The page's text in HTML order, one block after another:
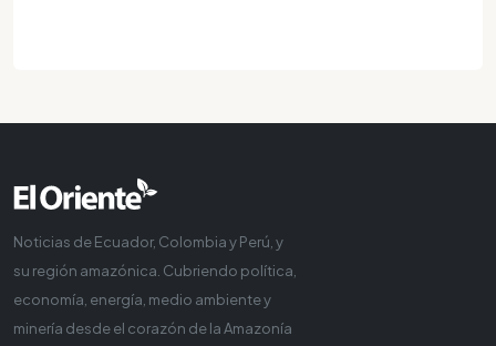
Noticias de Ecuador, Colombia y Perú, y
su región amazónica. Cubriendo política,
economía, energía, medio ambiente y
minería desde el corazón de la Amazonía